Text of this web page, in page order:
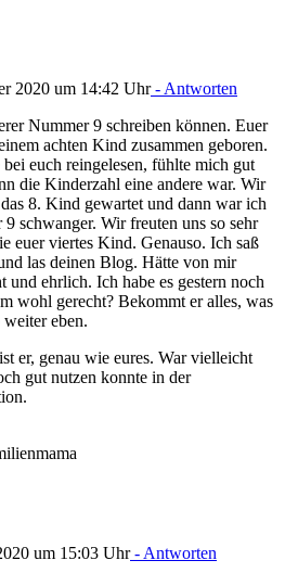
2020 um 14:42 Uhr- Antworten
Nummer 9 schreiben können. Euer
achten Kind zusammen geboren.
euch reingelesen, fühlte mich gut
die Kinderzahl eine andere war. Wir
8. Kind gewartet und dann war ich
schwanger. Wir freuten uns so sehr
euer viertes Kind. Genauso. Ich saß
las deinen Blog. Hätte von mir
und ehrlich. Ich habe es gestern noch
wohl gerecht? Bekommt er alles, was
weiter eben.
er, genau wie eures. War vielleicht
gut nutzen konnte in der
um 15:03 Uhr- Antworten